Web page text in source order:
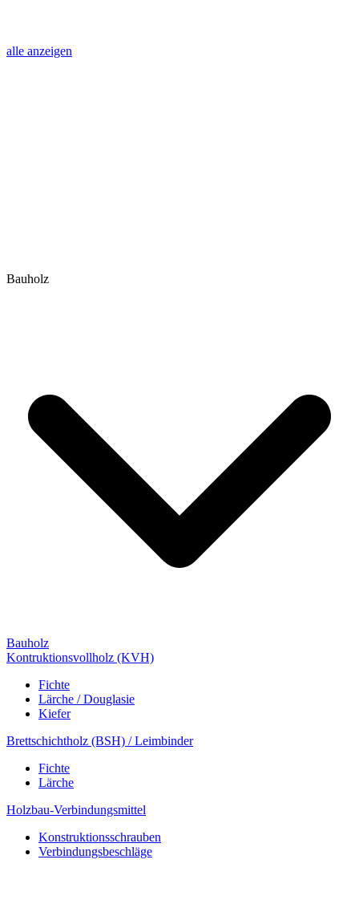
alle anzeigen
Bauholz
Bauholz
Kontruktionsvollholz (KVH)
Fichte
Lärche / Douglasie
Kiefer
Brettschichtholz (BSH) / Leimbinder
Fichte
Lärche
Holzbau-Verbindungsmittel
Konstruktionsschrauben
Verbindungsbeschläge